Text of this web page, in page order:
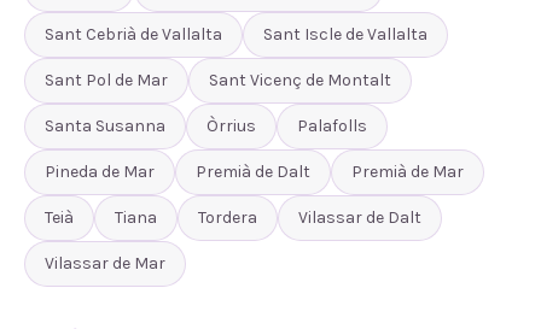
Sant Cebrià de Vallalta Sant Iscle de Vallalta
Sant Pol de Mar Sant Vicenç de Montalt
Santa Susanna Òrrius Palafolls
Pineda de Mar Premià de Dalt Premià de Mar
Teià Tiana Tordera Vilassar de Dalt
Vilassar de Mar